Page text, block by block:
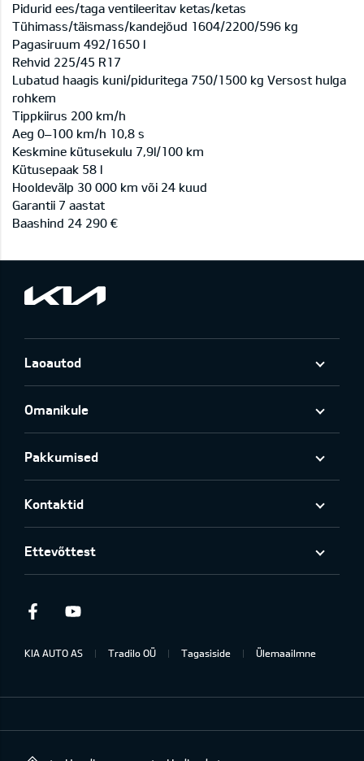
Pidurid ees/taga ventileeritav ketas/ketas
Tühimass/täismass/kandejõud 1604/2200/596 kg
Pagasiruum 492/1650 l
Rehvid 225/45 R17
Lubatud haagis kuni/piduritega 750/1500 kg Versost hulga
rohkem
Tippkiirus 200 km/h
Aeg 0–100 km/h 10,8 s
Keskmine kütusekulu 7,9l/100 km
Kütusepaak 58 l
Hooldevälp 30 000 km või 24 kuud
Garantii 7 aastat
Baashind 24 290 €
Laoautod
Omanikule
Pakkumised
Kontaktid
Ettevõttest
Facebook
KIA AUTO AS Tradilo OÜ Tagasiside Ülemaailmne